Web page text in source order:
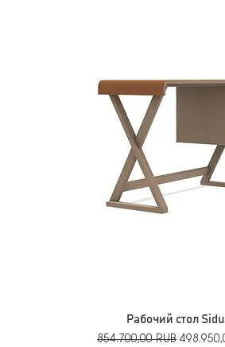
Рабочий стол
Обычная цена
854.700,00 RUB Цена со